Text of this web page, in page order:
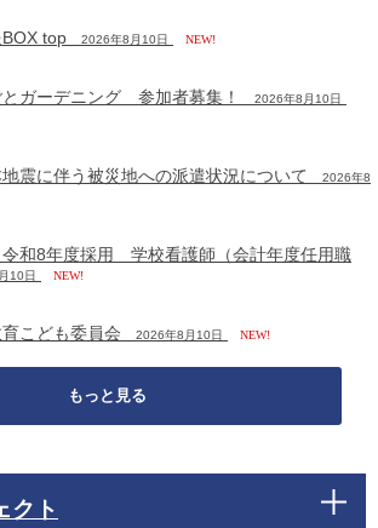
top 2026年8月10日 NEW!
とガーデニング 参加者募集！ 2026年8月10日
震に伴う被災地への派遣状況について 2026年8
令和8年度採用 学校看護師（会計年度任用職
10日 NEW!
こども委員会 2026年8月10日 NEW!
もっと見る
クト